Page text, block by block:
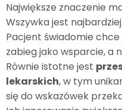
Największe znaczenie
Wszywka jest
Pacjent świadomie
zabieg jako wsparcie, a
Równie istotne jest
lekarskich, w tym
się do wskazówek